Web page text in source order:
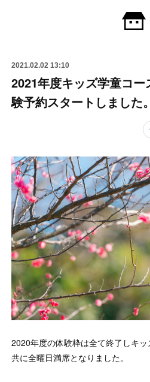
2021.02.02 13:10
2021年度キッズ学童コ
験予約スタートしました。
2020年度の体験枠は全て終了しキ
共に全曜日満席となりました。